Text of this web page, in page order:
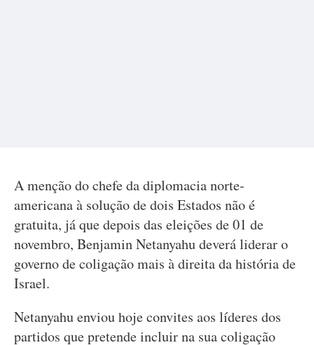
A menção do chefe da diplomacia norte-
americana à solução de dois Estados não é
gratuita, já que depois das eleições de 01 de
novembro, Benjamin Netanyahu deverá liderar o
governo de coligação mais à direita da história de
Israel.
Netanyahu enviou hoje convites aos líderes dos
partidos que pretende incluir na sua coligação